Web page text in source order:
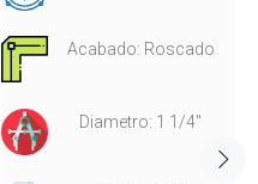
Acabado: Roscado
Diametro: 1 1/4"